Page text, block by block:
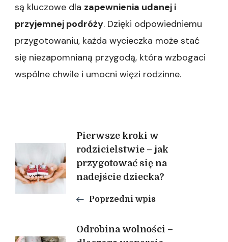
są kluczowe dla zapewnienia udanej i
przyjemnej podróży. Dzięki odpowiedniemu
przygotowaniu, każda wycieczka może stać
się niezapomnianą przygodą, która wzbogaci
wspólne chwile i umocni więzi rodzinne.
Nawigacja
wpisu
Pierwsze kroki w
rodzicielstwie – jak
przygotować się na
nadejście dziecka?
Poprzedni wpis
Odrobina wolności –